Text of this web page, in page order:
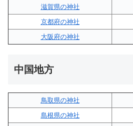
滋賀県の神社
京都府の神社
大阪府の神社
中国地方
鳥取県の神社
島根県の神社